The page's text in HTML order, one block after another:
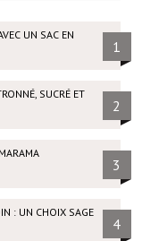
UN SAC EN
1
SUCRÉ ET
2
3
: UN CHOIX SAGE
4